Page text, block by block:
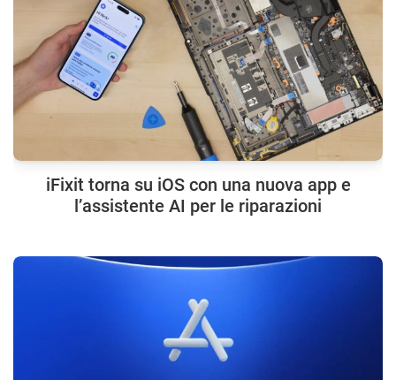
iFixit torna su iOS con una nuova app e
l’assistente AI per le riparazioni